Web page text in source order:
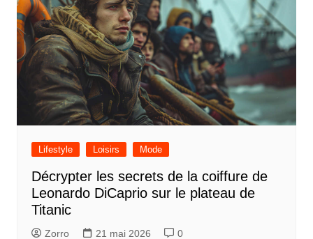
Lifestyle Loisirs Mode
Décrypter les secrets de la coiffure de
Leonardo DiCaprio sur le plateau de
Titanic
Zorro 21 mai 2026 0